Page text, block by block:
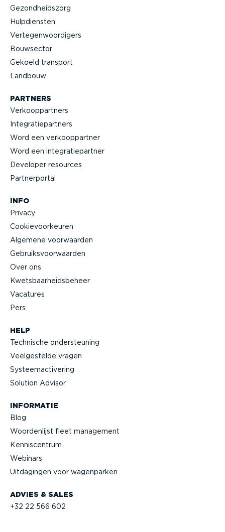
Gezond­heidszorg
Hulpdiensten
Verte­gen­woor­digers
Bouwsector
Gekoeld transport
Landbouw
ADVIES & SALES
+32 22 566 602
HELP
Technische onder­steuning
Veelge­stelde vragen
Systeem­ac­ti­vering
Solution Advisor
INFORMATIE
Blog
Woorden­lijst fleet management
Kennis­centrum
Webinars
Uitdagingen voor wagenparken
PARTNERS
Verkoop­partners
Integra­tie­partners
Word een verkoop­partner
Word een integra­tie­partner
Developer resources
Partner­portal
INFO
Privacy
Cookie­voor­keuren
Algemene voorwaarden
Gebruiks­voor­waarden
Over ons
Kwets­baar­heids­beheer
Vacatures
Pers